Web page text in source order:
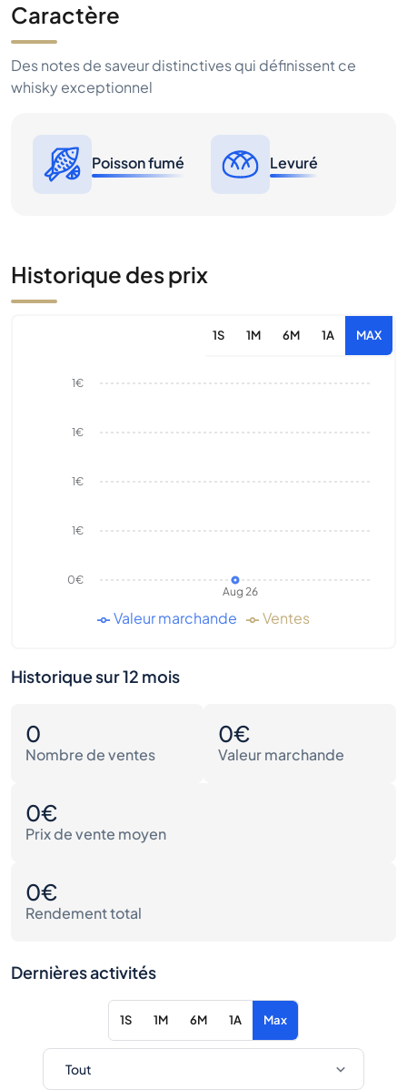
Caractère
Des notes de saveur distinctives qui définissent ce
whisky exceptionnel
Poisson fumé Levuré
Historique des prix
1S 1M 6M 1A MAX
Aug 26
0€
1€
1€
1€
1€
Valeur marchande Ventes
Historique sur 12 mois
0
Nombre de ventes
0€
Valeur marchande
0€
Prix de vente moyen
0€
Rendement total
Dernières activités
1S 1M 6M 1A Max